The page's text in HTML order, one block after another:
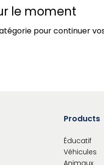
le moment
pour continuer
Products
Éducatif
Véhicules